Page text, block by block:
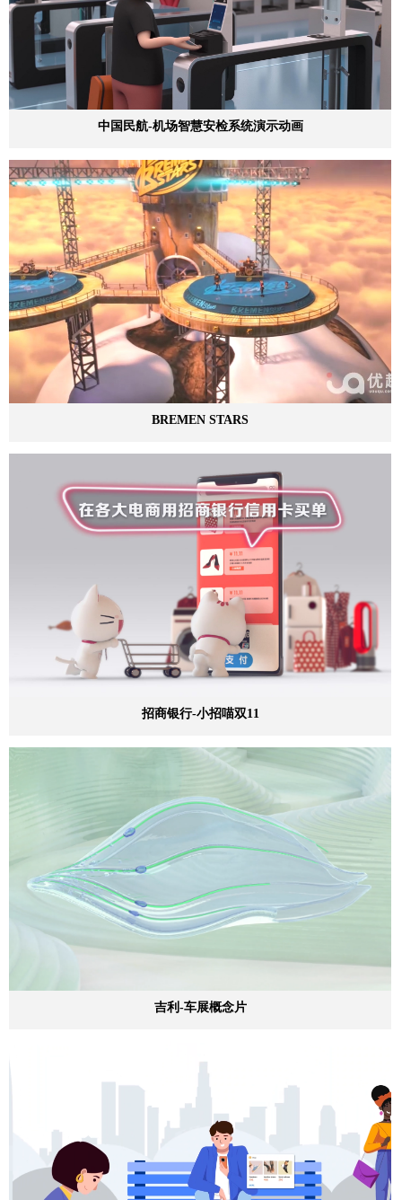
中国民航-机场智慧安检系统演示动画
BREMEN STARS
招商银行-小招喵双11
吉利-车展概念片